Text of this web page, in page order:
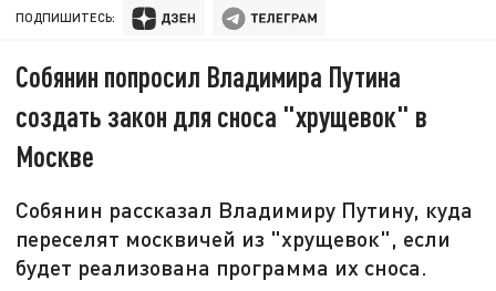
ПОДПИШИТЕСЬ:
Собянин попросил Владимира Путина
создать закон для сноса "хрущевок" в
Москве
Собянин рассказал Владимиру Путину, куда
переселят москвичей из "хрущевок", если
будет реализована программа их сноса.